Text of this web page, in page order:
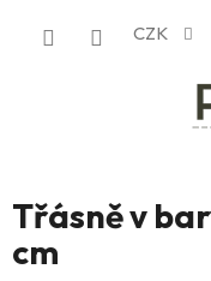
CZK
Třásně v
cm